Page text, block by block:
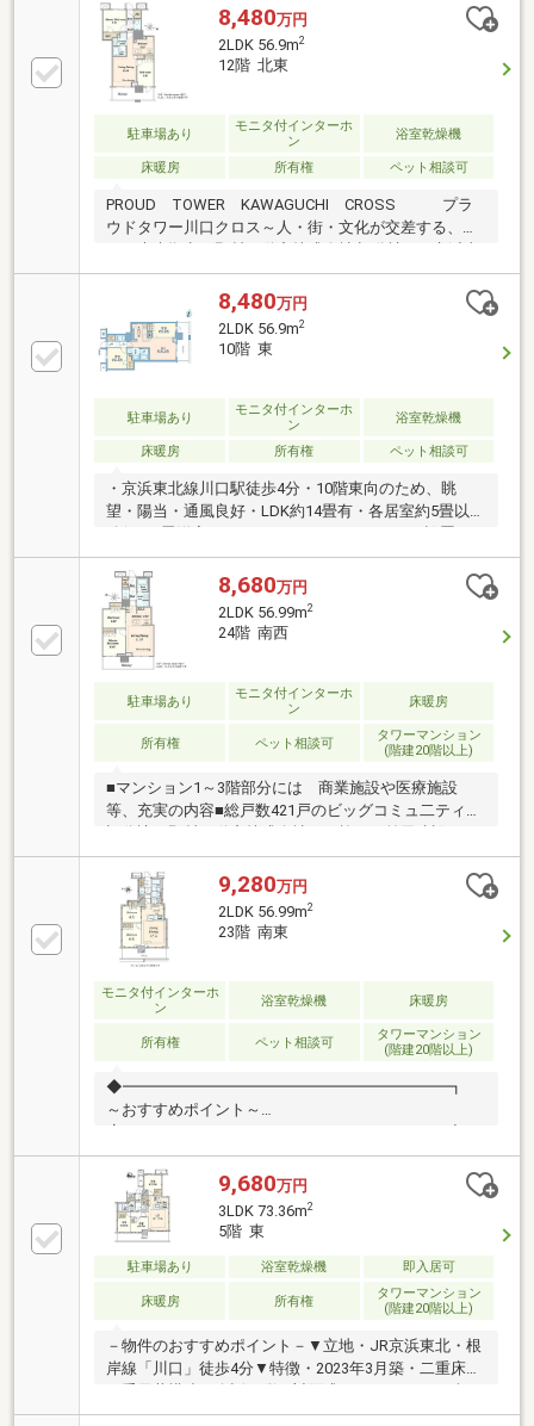
利便性の高い立地◆建物1～3階は商業・業務フロア
スーパーやクリニックモールなど生活利便施設が充実
◆玄関・リビングには調湿・脱臭機能のあるエコカラ
ット有◆リビング・ダイニングにはTES温水式床暖房
があり冬も快適◆ディスポーザー・食器洗浄乾燥機付
きの開放感のあるカウンターキッチン◆ペット飼育可
（飼育細則有）◆各階に24時間利用可能なゴミ置場有
8,480万円
2LDK 56.9m2
12階 北東
駐車場あり
モニタ付インターホ
ン
浴室乾燥機
床暖房 所有権 ペット相談可
PROUD TOWER KAWAGUCHI CROSS プラ
ウドタワー川口クロス～人・街・文化が交差する、川
北線 「川口」駅 徒歩4分の好立地■大規模再開発事業
中核レジデンス■制振構造採用■24時間有人管理体制■
トリプルセキュリティ（ダブルオートロック）■各フ
ロア24時間ゴミ置き場■プライバシー性の高い内廊下
設計■宅配ボックス完備■充実の共用部（ラウンジ・ゲ
8,480万円
2LDK 56.9m2
10階 東
駐車場あり
モニタ付インターホ
ン
浴室乾燥機
床暖房 所有権 ペット相談可
・京浜東北線川口駅徒歩4分・10階東向のため、眺
望・陽当・通風良好・LDK約14畳有・各居室約5畳以上
リビングダイニング部分、各居室は天井高2.55ｍ有・
キッチンには、シャワーハンド付水栓が設置。ホース
の引出しも可能、ディスポーザー、食器洗乾燥機付・
1317タイプの浴室・TES浴室暖房換気乾燥機付（ミス
トサウナ機能有）・お湯張、足湯、保温、追いだきが
スイッチ1つで可能なオートバス機能・LD部分に床暖
房設置・二重床・二重天井を採用・三面鏡、裏面収納
を設けた洗面化粧台・分譲時オプション 玄関姿見
コートラック カップボード
8,680万円
2LDK 56.99m2
24階 南西
駐車場あり
モニタ付インターホ
ン
床暖房
所有権 ペット相談可
タワーマンション
(階建20階以上)
■マンション1～3階部分には 商業施設や医療施設
等、充実の内容■総戸数421戸のビッグコミュ二ティ■
業・埼和興産共同企業体■2023年3月築■管理は安心の
管理会社に全部委託 ●委託先：野村不動産パートナ
ーズ株式会社 ●管理形態：日勤管理～24時間有人管
理～ ●管理員：月～日 8：00～ 17：00 警備
員：上記以外■各階に24時間可能な「ゴミ置場」■「制
振構造」の大規模マンション
9,280万円
2LDK 56.99m2
23階 南東
モニタ付インターホ
ン
浴室乾燥機 床暖房
所有権 ペット相談可
タワーマンション
(階建20階以上)
◆━━━━━━━━━━━━━━━━━━━━━┓
～おすすめポイント～
年築3月築■JR「川口」駅徒歩4分の好立地♪■野村不動
産旧分譲「プラウドシリーズ」■総戸数481戸の大規模
マンション■専用面積：56.99m2 ■2LDK＋SIC■ペッ
ト飼育可能（飼育細則有）■24時間ゴミ出し可能～交
通アクセス～☆JR京浜東北・根岸線☆ 「川
口」駅 徒歩4分
9,680万円
3LDK 73.36m2
5階 東
駐車場あり 浴室乾燥機 即入居可
床暖房 所有権
タワーマンション
(階建20階以上)
－物件のおすすめポイント－▼立地・JR京浜東北・根
岸線「川口」徒歩4分▼特徴・2023年3月築・二重床・
3部屋がバルコニーに面した間取り・全居室に収納